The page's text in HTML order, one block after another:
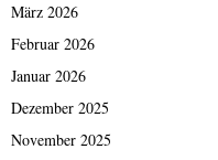
März 2026
Februar 2026
Januar 2026
Dezember 2025
November 2025